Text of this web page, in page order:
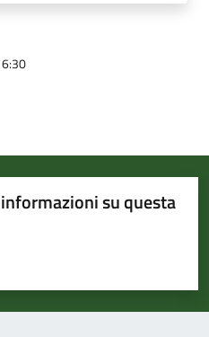
su questa
su 5
5